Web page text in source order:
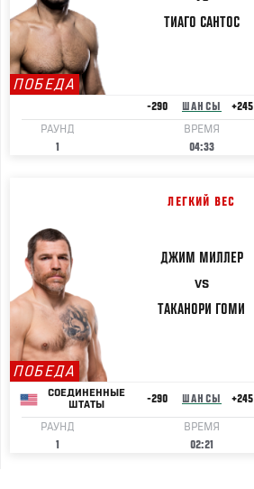
ПОБЕДА
ТИАГО САНТОС
-290 ШАНСЫ +245
РАУНД
1
ВРЕМЯ
04:33
ЛЕГКИЙ ВЕС
ПОБЕДА
ДЖИМ МИЛЛЕР
VS
ТАКАНОРИ ГОМИ
СОЕДИНЕННЫЕ
ШТАТЫ
-290 ШАНСЫ +245
РАУНД
1
ВРЕМЯ
02:21